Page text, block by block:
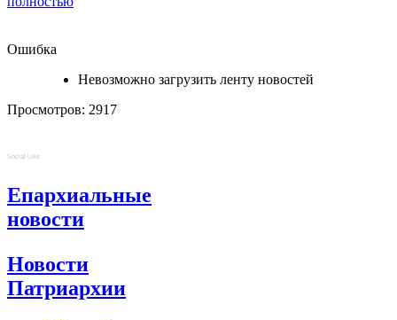
Ошибка
Невозможно загрузить ленту новостей
Просмотров: 2917
Social Like
Епархиальные
новости
Новости
Патриархии